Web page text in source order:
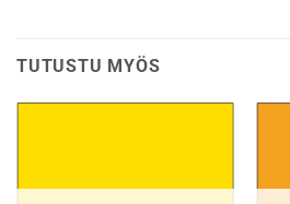
TUTUSTU MYÖS